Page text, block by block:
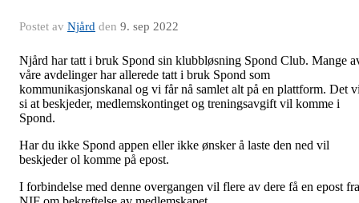
Postet av Njård den 9. sep 2022
Njård har tatt i bruk Spond sin klubbløsning Spond Club. Mange
våre avdelinger har allerede tatt i bruk Spond som
kommunikasjonskanal og vi får nå samlet alt på en plattform. Det
si at beskjeder, medlemskontinget og treningsavgift vil komme i
Spond.
Har du ikke Spond appen eller ikke ønsker å laste den ned vil
beskjeder ol komme på epost.
I forbindelse med denne overgangen vil flere av dere få en epost fra